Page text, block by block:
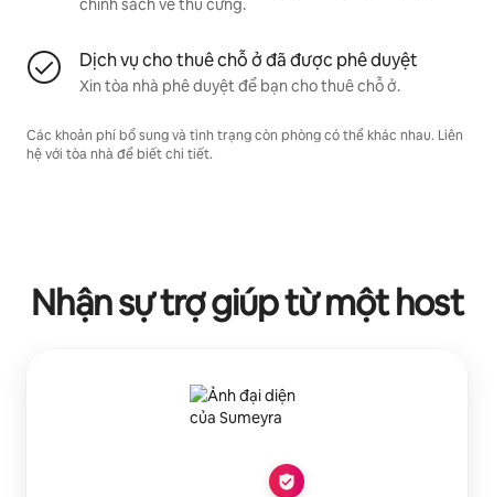
chính sách về thú cưng.
Dịch vụ cho thuê chỗ ở đã được phê duyệt
Xin tòa nhà phê duyệt để bạn cho thuê chỗ ở.
Các khoản phí bổ sung và tình trạng còn phòng có thể khác nhau. Liên
hệ với tòa nhà để biết chi tiết.
Nhận sự trợ giúp từ một host